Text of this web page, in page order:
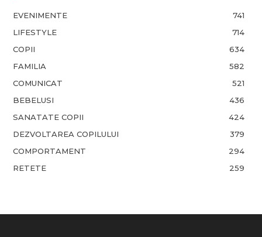
EVENIMENTE
741
LIFESTYLE
714
COPII
634
FAMILIA
582
COMUNICAT
521
BEBELUSI
436
SANATATE COPII
424
DEZVOLTAREA COPILULUI
379
COMPORTAMENT
294
RETETE
259